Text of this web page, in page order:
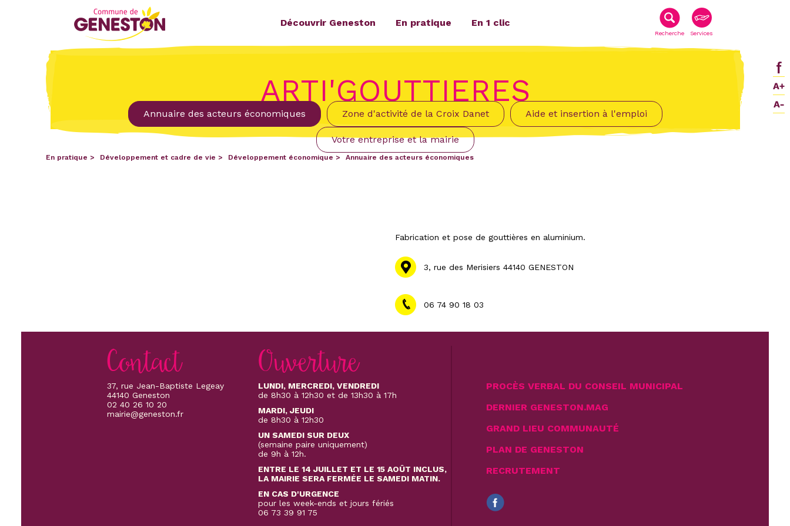
Recherche Services
Découvrir Geneston En pratique En 1 clic
Annuaire des acteurs économiques Zone d'activité de la Croix Danet Aide et insertion à l'emploi
Votre entreprise et la mairie
ARTI'GOUTTIERES
En pratique Développement et cadre de vie Développement économique Annuaire des acteurs économiques
Fabrication et pose de gouttières en aluminium.
3, rue des Merisiers 44140 GENESTON
06 74 90 18 03
Contact
37, rue Jean-Baptiste Legeay
44140 Geneston
02 40 26 10 20
mairie@geneston.fr
Ouverture
LUNDI, MERCREDI, VENDREDI
de 8h30 à 12h30 et de 13h30 à 17h
MARDI, JEUDI
de 8h30 à 12h30
UN SAMEDI SUR DEUX
(semaine paire uniquement)
de 9h à 12h.
ENTRE LE 14 JUILLET ET LE 15 AOÛT INCLUS,
LA MAIRIE SERA FERMÉE LE SAMEDI MATIN.
EN CAS D'URGENCE
pour les week-ends et jours fériés
06 73 39 91 75
PROCÈS VERBAL DU CONSEIL MUNICIPAL
DERNIER GENESTON.MAG
GRAND LIEU COMMUNAUTÉ
PLAN DE GENESTON
RECRUTEMENT